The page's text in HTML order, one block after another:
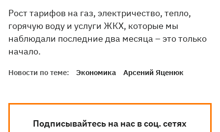
Рост тарифов на газ, электричество, тепло,
горячую воду и услуги ЖКХ, которые мы
наблюдали последние два месяца – это только
начало.
Новости по теме: Экономика Арсений Яценюк
Подписывайтесь на нас в соц. сетях